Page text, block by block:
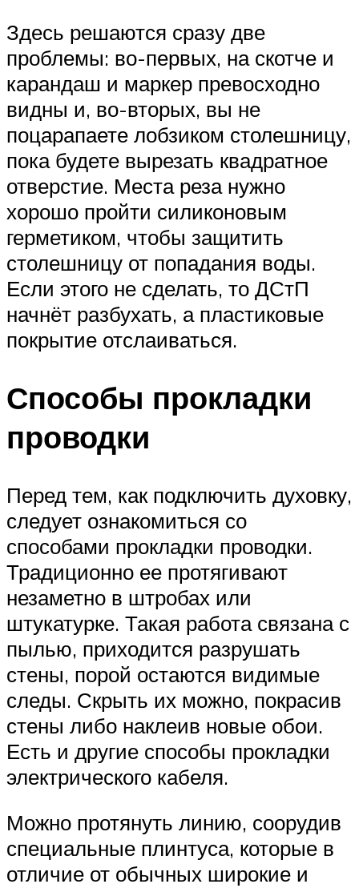
Здесь решаются сразу две
проблемы: во-первых, на скотче и
карандаш и маркер превосходно
видны и, во-вторых, вы не
поцарапаете лобзиком столешницу,
пока будете вырезать квадратное
отверстие. Места реза нужно
хорошо пройти силиконовым
герметиком, чтобы защитить
столешницу от попадания воды.
Если этого не сделать, то ДСтП
начнёт разбухать, а пластиковые
покрытие отслаиваться.
Способы прокладки
проводки
Перед тем, как подключить духовку,
следует ознакомиться со
способами прокладки проводки.
Традиционно ее протягивают
незаметно в штробах или
штукатурке. Такая работа связана с
пылью, приходится разрушать
стены, порой остаются видимые
следы. Скрыть их можно, покрасив
стены либо наклеив новые обои.
Есть и другие способы прокладки
электрического кабеля.
Можно протянуть линию, соорудив
специальные плинтуса, которые в
отличие от обычных широкие и